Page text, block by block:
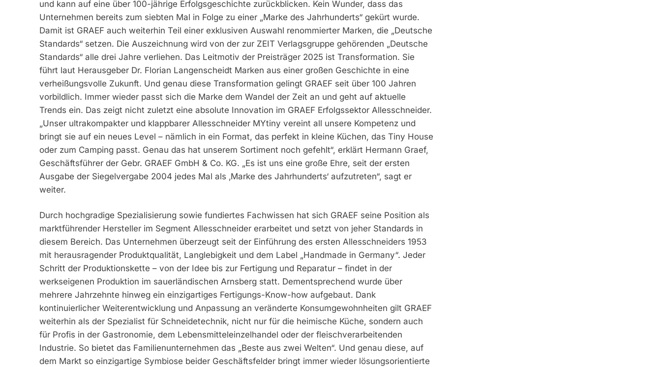
und kann auf eine über 100-jährige Erfolgsgeschichte zurückblicken. Kein Wunder, dass das
Unternehmen bereits zum siebten Mal in Folge zu einer „Marke des Jahrhunderts“ gekürt wurde.
Damit ist GRAEF auch weiterhin Teil einer exklusiven Auswahl renommierter Marken, die „Deutsche
Standards“ setzen. Die Auszeichnung wird von der zur ZEIT Verlagsgruppe gehörenden „Deutsche
Standards“ alle drei Jahre verliehen. Das Leitmotiv der Preisträger 2025 ist Transformation. Sie
führt laut Herausgeber Dr. Florian Langenscheidt Marken aus einer großen Geschichte in eine
verheißungsvolle Zukunft. Und genau diese Transformation gelingt GRAEF seit über 100 Jahren
vorbildlich. Immer wieder passt sich die Marke dem Wandel der Zeit an und geht auf aktuelle
Trends ein. Das zeigt nicht zuletzt eine absolute Innovation im GRAEF Erfolgssektor Allesschneider.
„Unser ultrakompakter und klappbarer Allesschneider MYtiny vereint all unsere Kompetenz und
bringt sie auf ein neues Level – nämlich in ein Format, das perfekt in kleine Küchen, das Tiny House
oder zum Camping passt. Genau das hat unserem Sortiment noch gefehlt“, erklärt Hermann Graef,
Geschäftsführer der Gebr. GRAEF GmbH & Co. KG. „Es ist uns eine große Ehre, seit der ersten
Ausgabe der Siegelvergabe 2004 jedes Mal als ‚Marke des Jahrhunderts‘ aufzutreten“, sagt er
weiter.
Durch hochgradige Spezialisierung sowie fundiertes Fachwissen hat sich GRAEF seine Position als
marktführender Hersteller im Segment Allesschneider erarbeitet und setzt von jeher Standards in
diesem Bereich. Das Unternehmen überzeugt seit der Einführung des ersten Allesschneiders 1953
mit herausragender Produktqualität, Langlebigkeit und dem Label „Handmade in Germany“. Jeder
Schritt der Produktionskette – von der Idee bis zur Fertigung und Reparatur – findet in der
werkseigenen Produktion im sauerländischen Arnsberg statt. Dementsprechend wurde über
mehrere Jahrzehnte hinweg ein einzigartiges Fertigungs-Know-how aufgebaut. Dank
kontinuierlicher Weiterentwicklung und Anpassung an veränderte Konsumgewohnheiten gilt GRAEF
weiterhin als der Spezialist für Schneidetechnik, nicht nur für die heimische Küche, sondern auch
für Profis in der Gastronomie, dem Lebensmitteleinzelhandel oder der fleischverarbeitenden
Industrie. So bietet das Familienunternehmen das „Beste aus zwei Welten“. Und genau diese, auf
dem Markt so einzigartige Symbiose beider Geschäftsfelder bringt immer wieder lösungsorientierte